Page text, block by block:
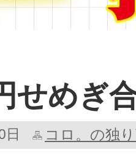
せめぎ
日 コロ。の独